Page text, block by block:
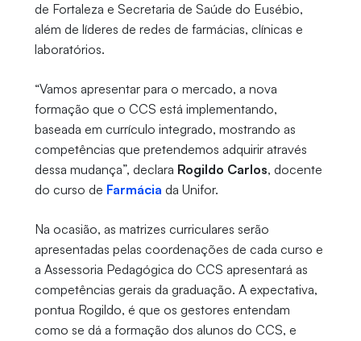
de Fortaleza e Secretaria de Saúde do Eusébio,
além de líderes de redes de farmácias, clínicas e
laboratórios.
“Vamos apresentar para o mercado, a nova
formação que o CCS está implementando,
baseada em currículo integrado, mostrando as
competências que pretendemos adquirir através
dessa mudança”, declara Rogildo Carlos, docente
do curso de Farmácia da Unifor.
Na ocasião, as matrizes curriculares serão
apresentadas pelas coordenações de cada curso e
a Assessoria Pedagógica do CCS apresentará as
competências gerais da graduação. A expectativa,
pontua Rogildo, é que os gestores entendam
como se dá a formação dos alunos do CCS, e